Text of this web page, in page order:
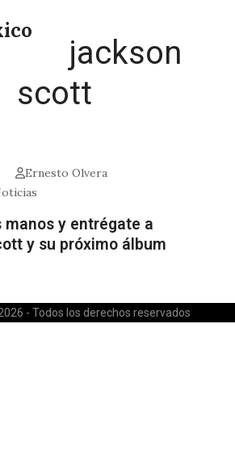
jackson
scott
Ernesto Olvera
manos y entrégate a
y su próximo álbum
2026 - Todos los derechos reservados